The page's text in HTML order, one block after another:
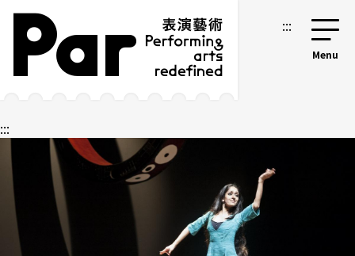
跳到主要內容區塊
網站導覽 :::
:::